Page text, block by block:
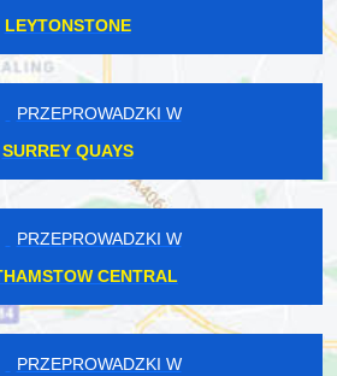
LEYTONSTONE
PRZEPROWADZKI W
SURREY QUAYS
PRZEPROWADZKI W
CENTRAL
PRZEPROWADZKI W